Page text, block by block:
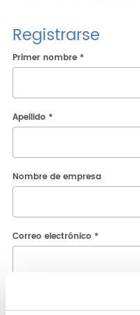
Empresa
Registrarse
Primer nombre *
Apellido *
Nombre de empresa
Correo electrónico *